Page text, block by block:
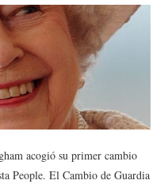
acogió su primer cambio
People. El Cambio de Guardia